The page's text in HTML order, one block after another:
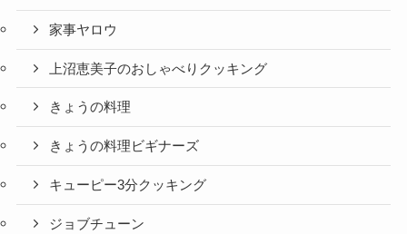
家事ヤロウ
上沼恵美子のおしゃべりクッキング
きょうの料理
きょうの料理ビギナーズ
キューピー3分クッキング
ジョブチューン